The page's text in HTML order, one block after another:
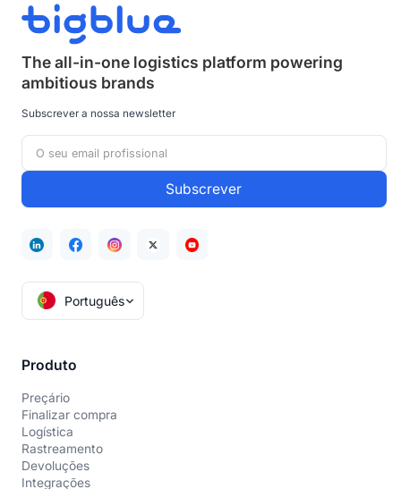
The all-in-one logistics platform powering
ambitious brands
Subscrever a nossa newsletter
Português
Produto
Preçário
Finalizar compra
Logística
Rastreamento
Devoluções
Integrações